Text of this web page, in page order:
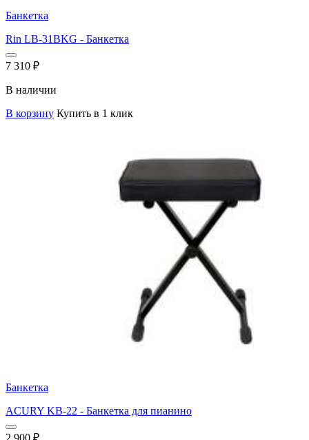
Банкетка
Rin LB-31BKG - Банкетка
7 310 ₽
В наличии
В корзину Купить в 1 клик
Банкетка
ACURY KB-22 - Банкетка для пианино
2 900 ₽